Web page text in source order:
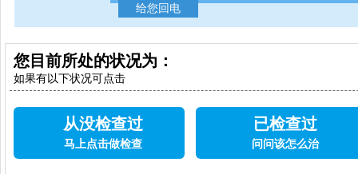
您目前所处的状况为：
如果有以下状况可点击
从没检查过
马上点击做检查
已检查过
问问该怎么治